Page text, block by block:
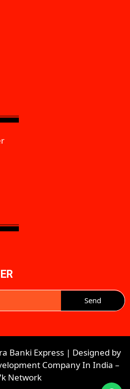
Send
Banki Express | Designed by
Company In India –
Network​​